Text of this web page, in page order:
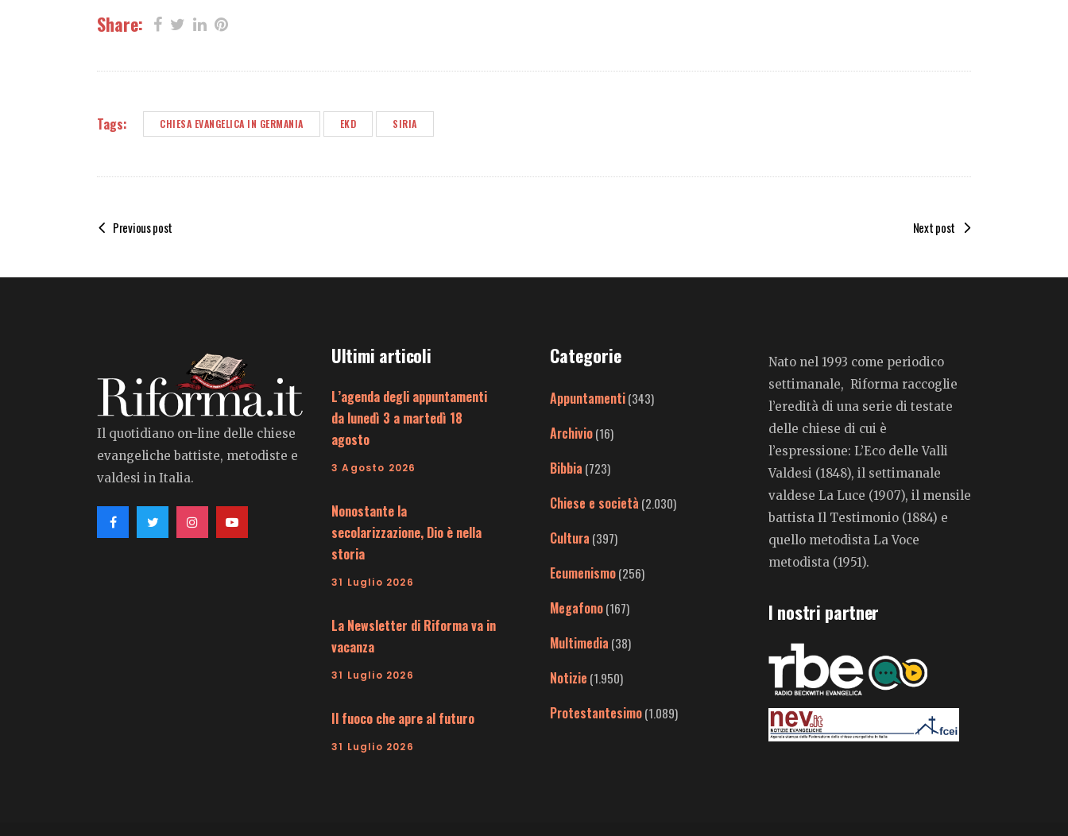
Share:
Tags: CHIESA EVANGELICA IN GERMANIA EKD SIRIA
Previous post Next post
Il quotidiano on-line delle chiese
evangeliche battiste, metodiste e
valdesi in Italia.
Ultimi articoli
L’agenda degli appuntamenti
da lunedì 3 a martedì 18
agosto
3 Agosto 2026
Nonostante la
secolarizzazione, Dio è nella
storia
31 Luglio 2026
La Newsletter di Riforma va in
vacanza
31 Luglio 2026
Il fuoco che apre al futuro
31 Luglio 2026
Categorie
Appuntamenti(343)
Archivio(16)
Bibbia (723)
Chiese e società (2.030)
Cultura (397)
Ecumenismo(256)
Megafono(167)
Multimedia (38)
Notizie (1.950)
Protestantesimo(1.089)
Nato nel 1993 come periodico
settimanale, Riforma raccoglie
l’eredità di una serie di testate
delle chiese di cui è
l’espressione: L’Eco delle Valli
Valdesi (1848), il settimanale
valdese La Luce (1907), il mensile
battista Il Testimonio (1884) e
quello metodista La Voce
metodista (1951).
I nostri partner